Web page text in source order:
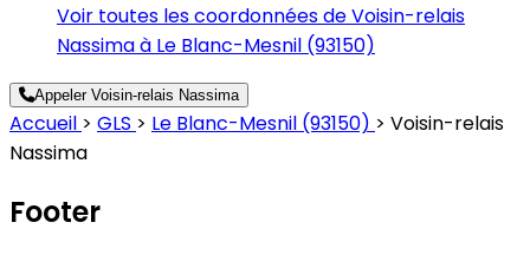
Voir toutes les coordonnées de Voisin-relais
Nassima à Le Blanc-Mesnil (93150)
Appeler Voisin-relais Nassima
Accueil > GLS > Le Blanc-Mesnil (93150) > Voisin-relais
Nassima
Footer